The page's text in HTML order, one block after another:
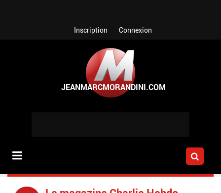
Inscription Connexion